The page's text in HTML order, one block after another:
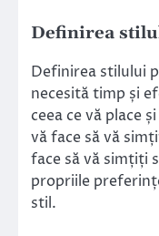
Definirea
Definirea stilului
necesită timp și
ceea ce vă place
vă face să vă
face să vă simțiți
propriile
stil.